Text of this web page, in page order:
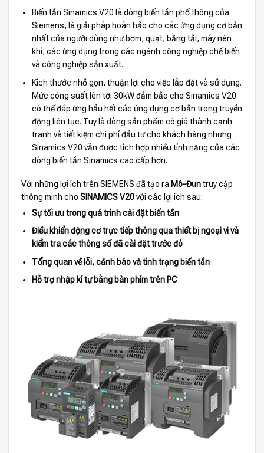
Biến tần Sinamics V20 là dòng biến tần phổ thông của
Siemens, là giải pháp hoàn hảo cho các ứng dụng cơ bản
nhất của người dùng như bơm, quạt, băng tải, máy nén
khí, các ứng dụng trong các ngành công nghiệp chế biến
và công nghiệp sản xuất.
Kích thước nhỏ gọn, thuận lợi cho việc lắp đặt và sử dụng.
Mức công suất lên tới 30kW đảm bảo cho Sinamics V20
có thể đáp ứng hầu hết các ứng dụng cơ bản trong truyền
động liên tục. Tuy là dòng sản phẩm có giá thành cạnh
tranh và tiết kiệm chi phí đầu tư cho khách hàng nhưng
Sinamics V20 vẫn được tích hợp nhiều tính năng của các
dòng biến tần Sinamics cao cấp hơn.
Với những lợi ích trên SIEMENS đã tạo ra Mô-Đuntruy cập
thông minh cho SINAMICS V20với các lợi ích sau:
Sự tối ưu trong quá trình cài đặt biến tần
Điều khiển động cơ trực tiếp thông qua thiết bị ngoại vi và
kiểm tra các thông số đã cài đặt trước đó
Tổng quan về lỗi, cảnh báo và tình trạng biến tần
Hỗ trợ nhập kí tự bằng bàn phím trên PC